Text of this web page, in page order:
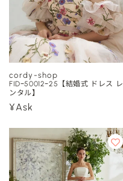
販
売
cordy-shop
FIDｰ50012ｰ25【結婚式 ドレス レ
ンタル】
通
格
¥Ask